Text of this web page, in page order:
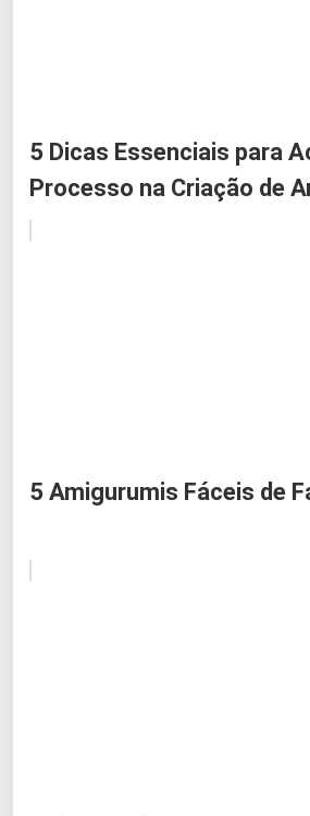
5 Dicas Essenciais para
Processo na Criação de
5 Amigurumis Fáceis de